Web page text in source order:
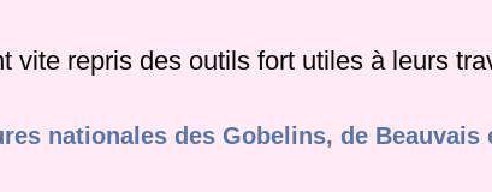
vite repris des outils fort utiles à leurs
nationales des Gobelins, de Beauvais